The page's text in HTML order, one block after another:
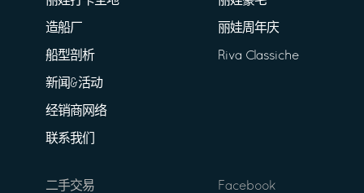
造船厂
船型剖析
新闻&活动
经销商网络
联系我们
丽娃周年庆
Riva Classiche
二手交易 Facebook